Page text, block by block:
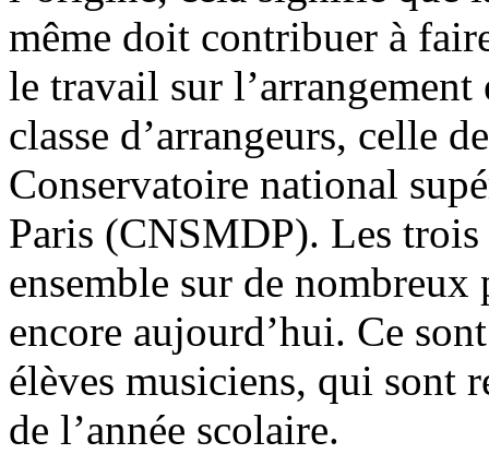
même doit contribuer à
le travail sur
classe d’arrangeurs, celle
Conservatoire national
Paris (CNSMDP). Les
ensemble sur de
encore aujourd’hui. Ce
élèves musiciens, qui sont
de l’année scolaire.